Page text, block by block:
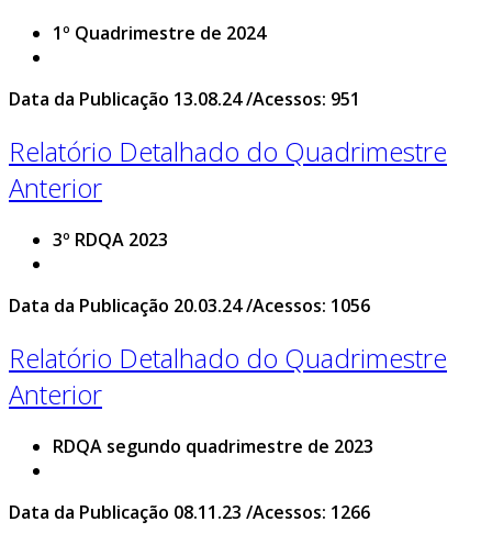
1º Quadrimestre de 2024
Data da Publicação 13.08.24 /Acessos: 951
Relatório Detalhado do Quadrimestre
Anterior
3º RDQA 2023
Data da Publicação 20.03.24 /Acessos: 1056
Relatório Detalhado do Quadrimestre
Anterior
RDQA segundo quadrimestre de 2023
Data da Publicação 08.11.23 /Acessos: 1266